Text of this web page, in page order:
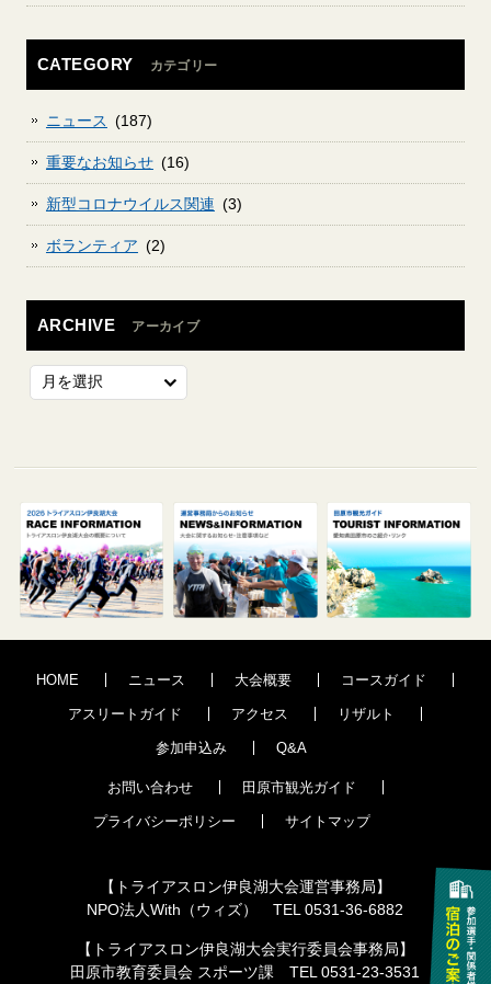
CATEGORY カテゴリー
ニュース (187)
重要なお知らせ (16)
新型コロナウイルス関連 (3)
ボランティア (2)
ARCHIVE アーカイブ
HOME ニュース 大会概要 コースガイド
アスリートガイド アクセス リザルト
参加申込み Q&A
お問い合わせ 田原市観光ガイド
プライバシーポリシー サイトマップ
【トライアスロン伊良湖大会運営事務局】
NPO法人With（ウィズ） TEL 0531-36-6882
【トライアスロン伊良湖大会実行委員会事務局】
田原市教育委員会 スポーツ課 TEL 0531-23-3531